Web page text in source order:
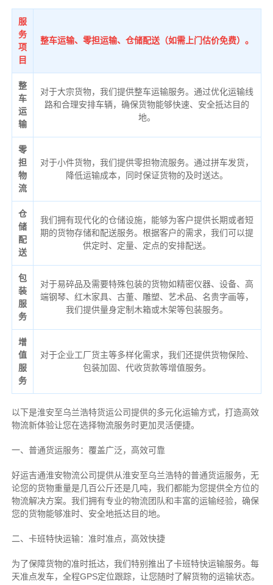
服
务
项
目
整车运输、零担运输、仓储配送（如需上门估价免费）。
整
车
运
输
对于大宗货物，我们提供整车运输服务。通过优化运输线
路和合理安排车辆，确保货物能够快速、安全抵达目的
地。
零
担
物
流
对于小件货物，我们提供零担物流服务。通过拼车发货，
降低运输成本，同时保证货物的及时送达。
仓
储
配
送
我们拥有现代化的仓储设施，能够为客户提供长期或者短
期的货物存储和配送服务。根据客户的需求，我们可以提
供定时、定量、定点的安排配送。
包
装
服
务
对于易碎品及需要特殊包装的货物如精密仪器、设备、高
端钢琴、红木家具、古董、雕塑、艺术品、名贵字画等，
我们提供量身定制木箱或木架等包装服务。
增
值
服
务
对于企业工厂货主等多样化需求，我们还提供货物保险、
包装加固、代收货款等增值服务。
以下是淮安至乌兰浩特货运公司提供的多元化运输方式，打造高效
物流新体验让您在选择物流服务时更加灵活便捷。
一、普通货运服务：覆盖广泛，高效可靠
好运吉通淮安物流公司提供从淮安至乌兰浩特的普通货运服务，无
论您的货物重量是几百公斤还是几吨，我们都能为您提供全方位的
物流解决方案。我们拥有专业的物流团队和丰富的运输经验，确保
您的货物能够准时、安全地抵达目的地。
二、卡班特快运输：准时准点，高效快捷
为了保障货物的准时抵达，我们特别推出了卡班特快运输服务。每
天准点发车，全程GPS定位跟踪，让您随时了解货物的运输状态。